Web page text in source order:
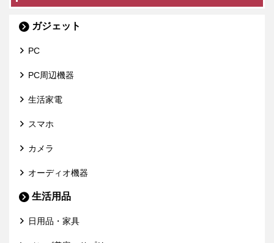
ガジェット
PC
PC周辺機器
生活家電
スマホ
カメラ
オーディオ機器
生活用品
日用品・家具